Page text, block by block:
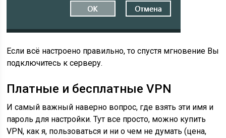
Если всё настроено правильно, то спустя мгновение Вы
подключитесь к серверу.
Платные и бесплатные VPN
И самый важный наверно вопрос, где взять эти имя и
пароль для настройки. Тут все просто, можно купить
VPN, как я, пользоваться и ни о чем не думать (цена,